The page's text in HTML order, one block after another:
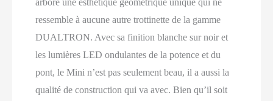
ressemble à aucune autre trottinette de la gamme
DUALTRON. Avec sa finition blanche sur noir et
les lumières LED ondulantes de la potence et du
pont, le Mini n’est pas seulement beau, il a aussi la
qualité de construction qui va avec. Bien qu’il soit